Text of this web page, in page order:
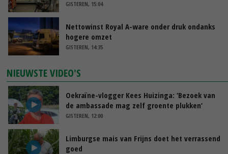
GISTEREN, 15:04
Nettowinst Royal A-ware onder druk ondanks
hogere omzet
GISTEREN, 14:35
NIEUWSTE VIDEO'S
Oekraïne-vlogger Kees Huizinga: ‘Bezoek van
de ambassade mag zelf groente plukken’
GISTEREN, 12:00
Limburgse mais van Frijns doet het verrassend
goed